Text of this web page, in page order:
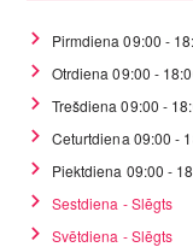
Pirmdiena 09:00 -
Otrdiena 09:00 -
Trešdiena 09:00 -
Ceturtdiena 09:00 -
Piektdiena 09:00 -
Sestdiena - Slēgts
Svētdiena - Slēgts